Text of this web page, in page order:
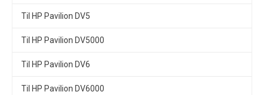
Til HP Pavilion DV5
Til HP Pavilion DV5000
Til HP Pavilion DV6
Til HP Pavilion DV6000